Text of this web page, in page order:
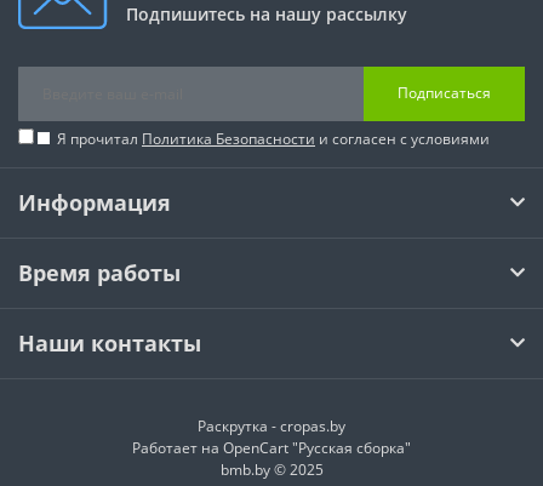
Подпишитесь на нашу рассылку
Подписаться
Я прочитал Политика Безопасности и согласен с условиями
Информация
Время работы
Наши контакты
Раскрутка -cropas.by
Работает на OpenCart "Русская сборка"
bmb.by © 2025